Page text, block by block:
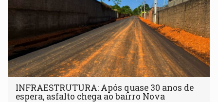
INFRAESTRUTURA: Após quase 30 anos de
espera, asfalto chega ao bairro Nova